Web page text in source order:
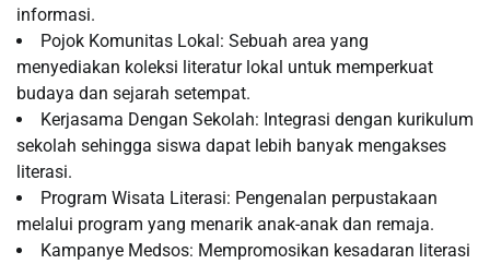
informasi.
Pojok Komunitas Lokal: Sebuah area yang
menyediakan koleksi literatur lokal untuk memperkuat
budaya dan sejarah setempat.
Kerjasama Dengan Sekolah: Integrasi dengan kurikulum
sekolah sehingga siswa dapat lebih banyak mengakses
literasi.
Program Wisata Literasi: Pengenalan perpustakaan
melalui program yang menarik anak-anak dan remaja.
Kampanye Medsos: Mempromosikan kesadaran literasi